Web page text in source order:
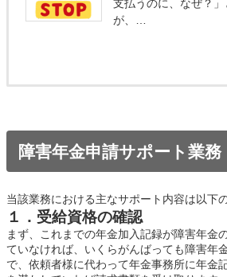
支払うのに、なぜ？
が、…
障害年金申請サポート業務
当該業務における主なサポート内容は以下
１．受給資格の確認
まず、これまでの年金加入記録が障害年金
ていなければ、いくらがんばっても障害年
で、依頼者様に代わって年金事務所に年金